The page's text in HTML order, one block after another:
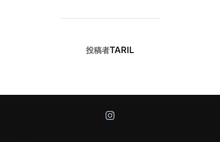
投稿者
投稿者TARIL
Instagram